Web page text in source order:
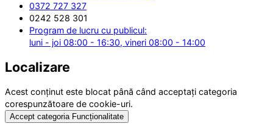
0372 727 327
0242 528 301
Program de lucru cu publicul:
luni - joi 08:00 - 16:30, vineri 08:00 - 14:00
Localizare
Acest conținut este blocat până când acceptați categoria
corespunzătoare de cookie-uri.
Accept categoria Funcționalitate